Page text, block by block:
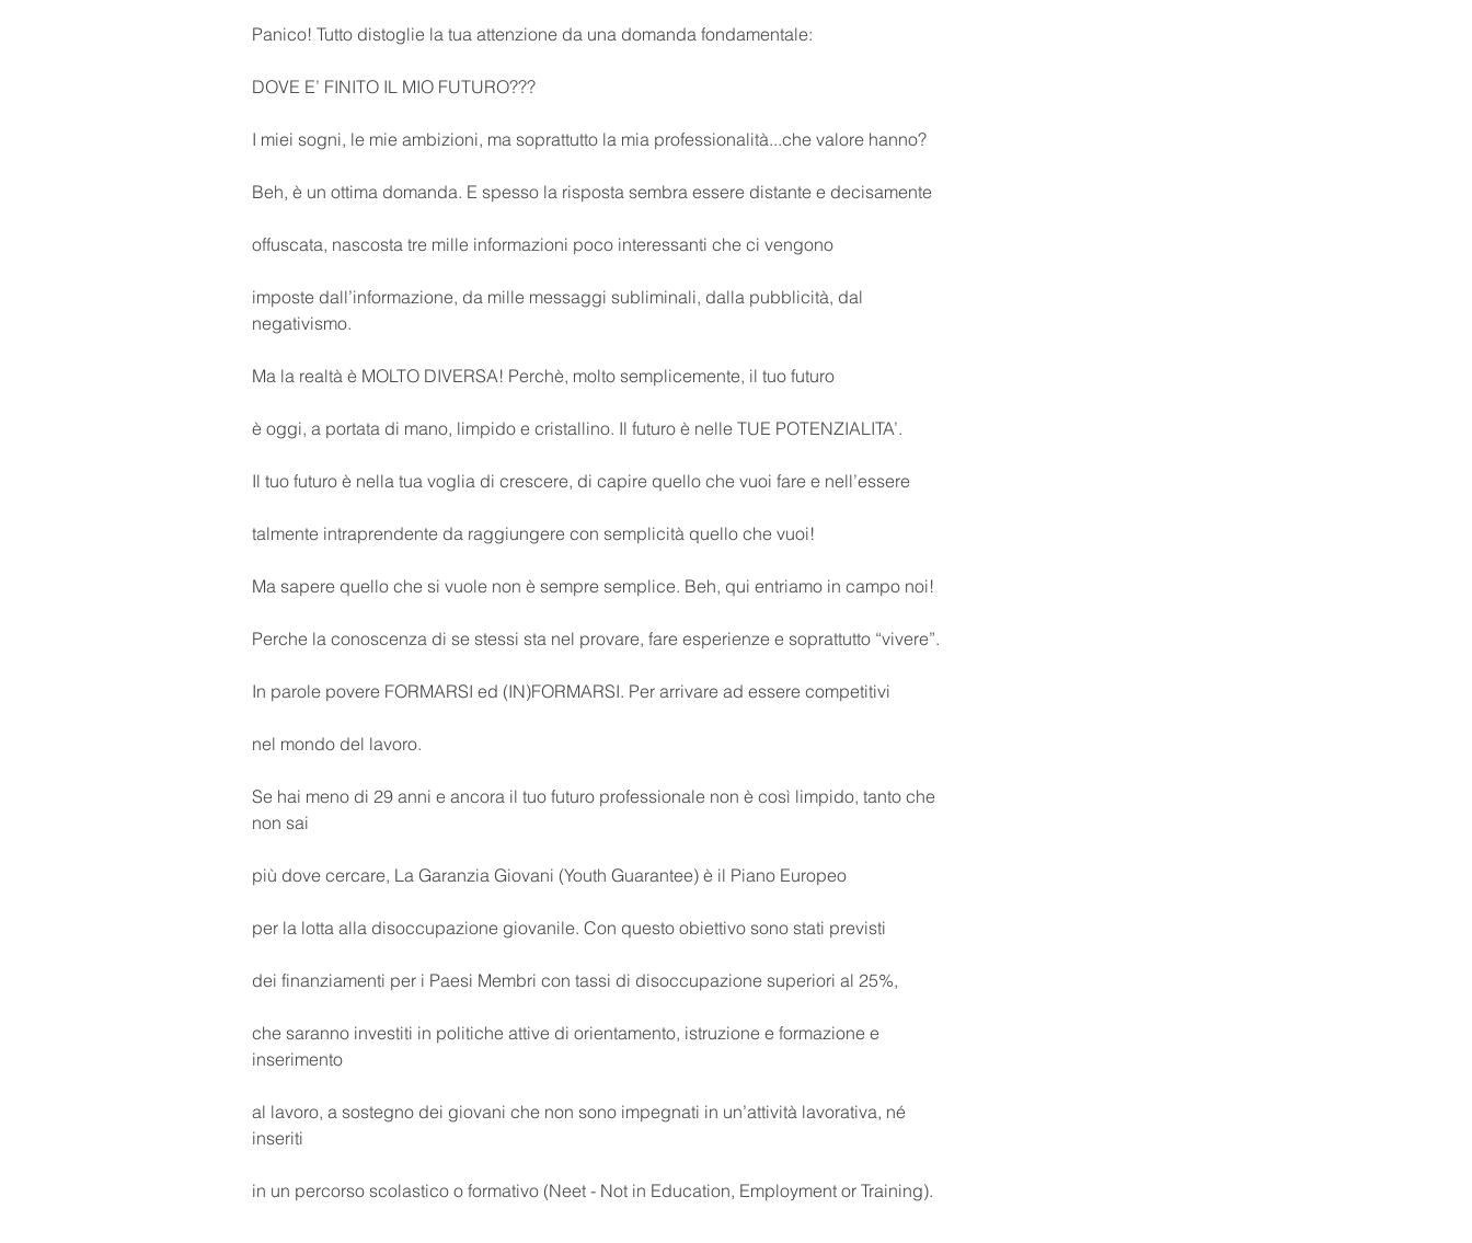
Panico! Tutto distoglie la tua attenzione da una domanda fondamentale:
DOVE E’ FINITO IL MIO FUTURO???
I miei sogni, le mie ambizioni, ma soprattutto la mia professionalità...che valore hanno?
Beh, è un ottima domanda. E spesso la risposta sembra essere distante e decisamente
offuscata, nascosta tre mille informazioni poco interessanti che ci vengono
imposte dall’informazione, da mille messaggi subliminali, dalla pubblicità, dal
negativismo.
Ma la realtà è MOLTO DIVERSA! Perchè, molto semplicemente, il tuo futuro
è oggi, a portata di mano, limpido e cristallino. Il futuro è nelle TUE POTENZIALITA’.
Il tuo futuro è nella tua voglia di crescere, di capire quello che vuoi fare e nell’essere
talmente intraprendente da raggiungere con semplicità quello che vuoi!
Ma sapere quello che si vuole non è sempre semplice. Beh, qui entriamo in campo noi!
Perche la conoscenza di se stessi sta nel provare, fare esperienze e soprattutto “vivere”.
In parole povere FORMARSI ed (IN)FORMARSI. Per arrivare ad essere competitivi
nel mondo del lavoro.
Se hai meno di 29 anni e ancora il tuo futuro professionale non è così limpido, tanto che
non sai
più dove cercare, La Garanzia Giovani (Youth Guarantee) è il Piano Europeo
per la lotta alla disoccupazione giovanile. Con questo obiettivo sono stati previsti
dei finanziamenti per i Paesi Membri con tassi di disoccupazione superiori al 25%,
che saranno investiti in politiche attive di orientamento, istruzione e formazione e
inserimento
al lavoro, a sostegno dei giovani che non sono impegnati in un’attività lavorativa, né
inseriti
in un percorso scolastico o formativo (Neet - Not in Education, Employment or Training).